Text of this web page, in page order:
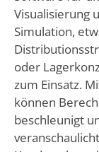
Visualisierung
Simulation,
oder
zum Einsatz.
können
beschleunigt